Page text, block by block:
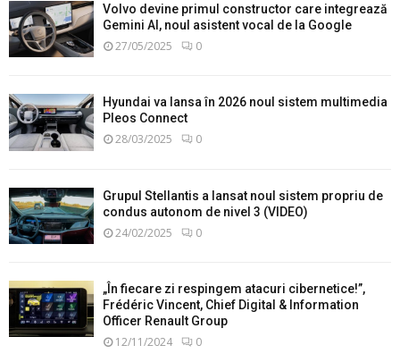
Volvo devine primul constructor care integrează
Gemini AI, noul asistent vocal de la Google
27/05/2025 0
Hyundai va lansa în 2026 noul sistem multimedia
Pleos Connect
28/03/2025 0
Grupul Stellantis a lansat noul sistem propriu de
condus autonom de nivel 3 (VIDEO)
24/02/2025 0
„În fiecare zi respingem atacuri cibernetice!”,
Frédéric Vincent, Chief Digital & Information
Officer Renault Group
12/11/2024 0